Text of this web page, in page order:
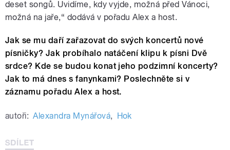
deset songů. Uvidíme, kdy vyjde, možná před Vánoci,
možná na jaře,“ dodává v pořadu Alex a host.
Jak se mu daří zařazovat do svých koncertů nové
písničky? Jak probíhalo natáčení klipu k písni Dvě
srdce? Kde se budou konat jeho podzimní koncerty?
Jak to má dnes s fanynkami? Poslechněte si v
záznamu pořadu Alex a host.
autoři: Alexandra Mynářová, Hok